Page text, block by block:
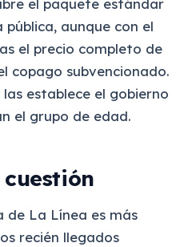
el paquete estándar
aunque con el
el precio completo de
copago subvencionado.
establece el gobierno
el grupo de edad.
de La Línea es más
recién llegados